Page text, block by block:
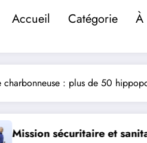
Accueil Catégorie À
: plus de 50
: le Gouverneur Jean